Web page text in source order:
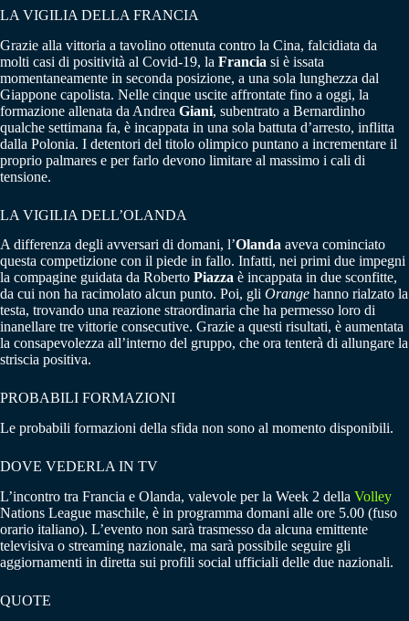
LA VIGILIA DELLA FRANCIA
Grazie alla vittoria a tavolino ottenuta contro la Cina, falcidiata da
molti casi di positività al Covid-19, la Francia si è issata
momentaneamente in seconda posizione, a una sola lunghezza dal
Giappone capolista. Nelle cinque uscite affrontate fino a oggi, la
formazione allenata da Andrea Giani, subentrato a Bernardinho
qualche settimana fa, è incappata in una sola battuta d’arresto, inflitta
dalla Polonia. I detentori del titolo olimpico puntano a incrementare il
proprio palmares e per farlo devono limitare al massimo i cali di
tensione.
LA VIGILIA DELL’OLANDA
A differenza degli avversari di domani, l’Olanda aveva cominciato
questa competizione con il piede in fallo. Infatti, nei primi due impegni
la compagine guidata da Roberto Piazza è incappata in due sconfitte,
da cui non ha racimolato alcun punto. Poi, gli Orange hanno rialzato la
testa, trovando una reazione straordinaria che ha permesso loro di
inanellare tre vittorie consecutive. Grazie a questi risultati, è aumentata
la consapevolezza all’interno del gruppo, che ora tenterà di allungare la
striscia positiva.
PROBABILI FORMAZIONI
Le probabili formazioni della sfida non sono al momento disponibili.
DOVE VEDERLA IN TV
L’incontro tra Francia e Olanda, valevole per la Week 2 della Volley
Nations League maschile, è in programma domani alle ore 5.00 (fuso
orario italiano). L’evento non sarà trasmesso da alcuna emittente
televisiva o streaming nazionale, ma sarà possibile seguire gli
aggiornamenti in diretta sui profili social ufficiali delle due nazionali.
QUOTE